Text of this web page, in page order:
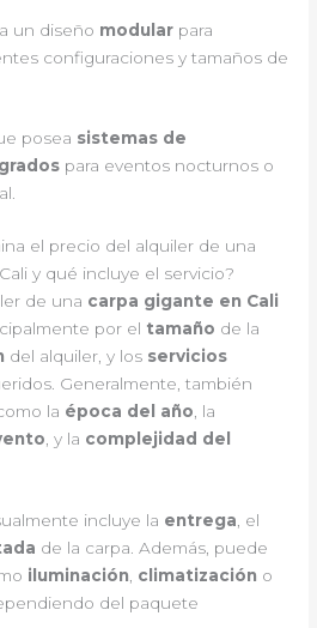
un diseño modular para
configuraciones y tamaños de
posea sistemas de
para eventos nocturnos o
el precio del alquiler de una
y qué incluye el servicio?
de una carpa gigante en Cali
por el tamaño de la
del alquiler, y los servicios
Generalmente, también
la época del año, la
, y la complejidad del
incluye la entrega, el
de la carpa. Además, puede
iluminación, climatización o
del paquete